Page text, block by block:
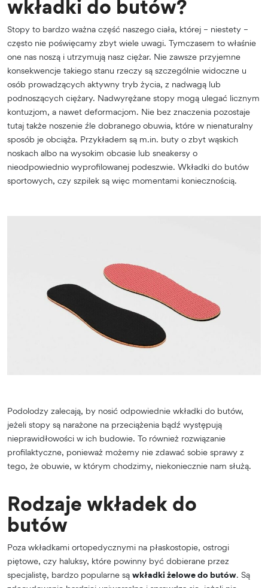
wkładki do butów?
Stopy to bardzo ważna część naszego ciała, której – niestety –
często nie poświęcamy zbyt wiele uwagi. Tymczasem to właśnie
one nas noszą i utrzymują nasz ciężar. Nie zawsze przyjemne
konsekwencje takiego stanu rzeczy są szczególnie widoczne u
osób prowadzących aktywny tryb życia, z nadwagą lub
podnoszących ciężary. Nadwyrężane stopy mogą ulegać licznym
kontuzjom, a nawet deformacjom. Nie bez znaczenia pozostaje
tutaj także noszenie źle dobranego obuwia, które w nienaturalny
sposób je obciąża. Przykładem są m.in. buty o zbyt wąskich
noskach albo na wysokim obcasie lub sneakersy o
nieodpowiednio wyprofilowanej podeszwie. Wkładki do butów
sportowych, czy szpilek są więc momentami koniecznością.
Podolodzy zalecają, by nosić odpowiednie wkładki do butów,
jeżeli stopy są narażone na przeciążenia bądź występują
nieprawidłowości w ich budowie. To również rozwiązanie
profilaktyczne, ponieważ możemy nie zdawać sobie sprawy z
tego, że obuwie, w którym chodzimy, niekoniecznie nam służą.
Rodzaje wkładek do
butów
Poza wkładkami ortopedycznymi na płaskostopie, ostrogi
piętowe, czy haluksy, które powinny być dobierane przez
specjalistę, bardzo popularne są wkładki żelowe do butów. Są